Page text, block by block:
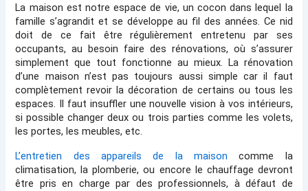
La maison est notre espace de vie, un cocon dans lequel la
famille s’agrandit et se développe au fil des années. Ce nid
doit de ce fait être régulièrement entretenu par ses
occupants, au besoin faire des rénovations, où s’assurer
simplement que tout fonctionne au mieux. La rénovation
d’une maison n’est pas toujours aussi simple car il faut
complètement revoir la décoration de certains ou tous les
espaces. Il faut insuffler une nouvelle vision à vos intérieurs,
si possible changer deux ou trois parties comme les volets,
les portes, les meubles, etc.
L’entretien des appareils de la maison comme la
climatisation, la plomberie, ou encore le chauffage devront
être pris en charge par des professionnels, à défaut de